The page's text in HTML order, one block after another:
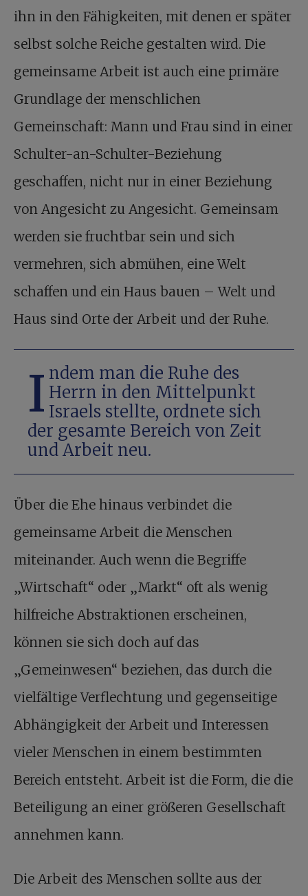
ihn in den Fähigkeiten, mit denen er später
selbst solche Reiche gestalten wird. Die
gemeinsame Arbeit ist auch eine primäre
Grundlage der menschlichen
Gemeinschaft: Mann und Frau sind in einer
Schulter-an-Schulter-Beziehung
geschaffen, nicht nur in einer Beziehung
von Angesicht zu Angesicht. Gemeinsam
werden sie fruchtbar sein und sich
vermehren, sich abmühen, eine Welt
schaffen und ein Haus bauen – Welt und
Haus sind Orte der Arbeit und der Ruhe.
Indem man die Ruhe des Herrn in den Mittelpunkt
Israels stellte, ordnete sich
der gesamte Bereich von Zeit
und Arbeit neu.
Über die Ehe hinaus verbindet die
gemeinsame Arbeit die Menschen
miteinander. Auch wenn die Begriffe
„Wirtschaft“ oder „Markt“ oft als wenig
hilfreiche Abstraktionen erscheinen,
können sie sich doch auf das
„Gemeinwesen“ beziehen, das durch die
vielfältige Verflechtung und gegenseitige
Abhängigkeit der Arbeit und Interessen
vieler Menschen in einem bestimmten
Bereich entsteht. Arbeit ist die Form, die die
Beteiligung an einer größeren Gesellschaft
annehmen kann.
Die Arbeit des Menschen sollte aus der